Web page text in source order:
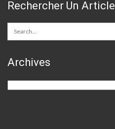
Rechercher Un Article
Archives